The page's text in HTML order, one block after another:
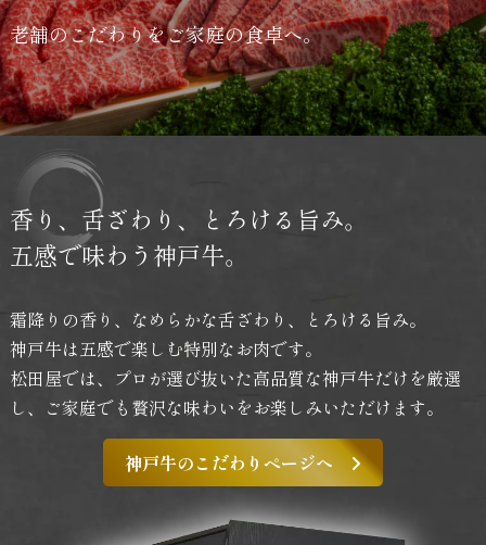
老舗のこだわりをご家庭の食卓へ。
香り、舌ざわり、
とろける旨み。
五感で味わう神戸牛。
霜降りの香り、なめらかな舌ざわり、とろける旨み。
神戸牛は五感で楽しむ特別なお肉です。
松田屋では、プロが選び抜いた高品質な神戸牛だけを厳選
し、 ご家庭でも贅沢な味わいをお楽しみいただけます。
神戸牛のこだわりページへ